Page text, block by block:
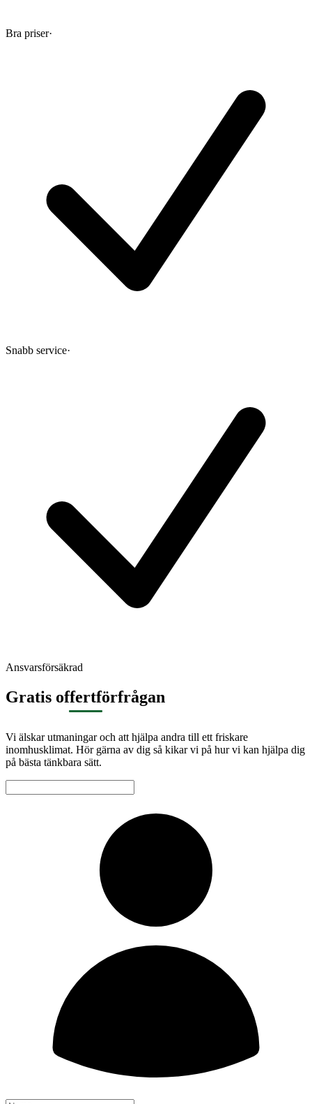
Bra priser·
Snabb service·
Ansvarsförsäkrad
Gratis offertförfrågan
Vi älskar utmaningar och att hjälpa andra till ett friskare
inomhusklimat. Hör gärna av dig så kikar vi på hur vi kan hjälpa dig
på bästa tänkbara sätt.